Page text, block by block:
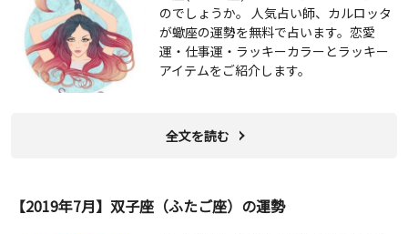
のでしょうか。 人気占い師、カルロッタ
が蠍座の運勢を無料で占います。恋愛
運・仕事運・ラッキーカラーとラッキー
アイテムをご紹介します。
全文を読む
【2019年7月】双子座（ふたご座）の運勢